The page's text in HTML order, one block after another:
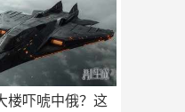
楼吓唬中俄？这